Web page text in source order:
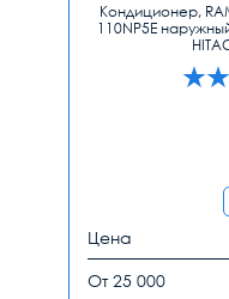
Кондиционер,
110NP5E
Цена
От 25 000